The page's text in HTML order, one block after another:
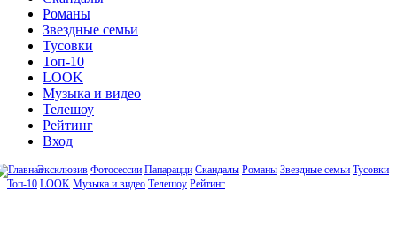
Романы
Звездные семьи
Тусовки
Топ-10
LOOK
Музыка и видео
Телешоу
Рейтинг
Вход
Эксклюзив Фотосессии Папарацци Скандалы Романы Звездные семьи Тусовки
Топ-10 LOOK Музыка и видео Телешоу Рейтинг